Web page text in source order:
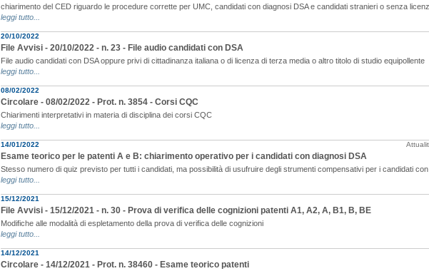
chiarimento del CED riguardo le procedure corrette per UMC, candidati con diagnosi DSA e candidati stranieri o senza
leggi tutto...
20/10/2022
File Avvisi - 20/10/2022 - n. 23 - File audio candidati con DSA
File audio candidati con DSA oppure privi di cittadinanza italiana o di licenza di terza media o altro titolo di studio equipollente
leggi tutto...
08/02/2022
Circolare - 08/02/2022 - Prot. n. 3854 - Corsi CQC
Chiarimenti interpretativi in materia di disciplina dei corsi CQC
leggi tutto...
14/01/2022
Esame teorico per le patenti A e B: chiarimento operativo per i candidati con diagnosi DSA
Stesso numero di quiz previsto per tutti i candidati, ma possibilità di usufruire degli strumenti compensativi per i candidati
leggi tutto...
15/12/2021
File Avvisi - 15/12/2021 - n. 30 - Prova di verifica delle cognizioni patenti A1, A2, A, B1, B, BE
Modifiche alle modalità di espletamento della prova di verifica delle cognizioni
leggi tutto...
14/12/2021
Circolare - 14/12/2021 - Prot. n. 38460 - Esame teorico patenti